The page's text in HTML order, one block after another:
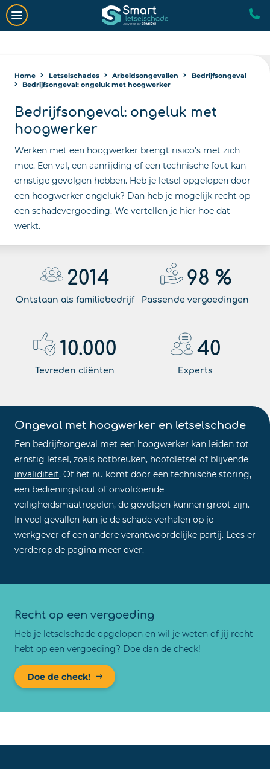
Home Letselschades Arbeidsongevallen
Bedrijfsongeval
Bedrijfsongeval: ongeluk met hoogwerker
Bedrijfsongeval: ongeluk met
hoogwerker
Werken met een hoogwerker brengt risico’s met zich
mee. Een val, een aanrijding of een technische fout kan
ernstige gevolgen hebben. Heb je letsel opgelopen door
een hoogwerker ongeluk? Dan heb je mogelijk recht op
een schadevergoeding. We vertellen je hier hoe dat
werkt.
2014
Ontstaan als familiebedrijf
98 %
Passende vergoedingen
10.000
Tevreden cliënten
40
Experts
Ongeval met hoogwerker en letselschade
Een bedrijfsongeval met een hoogwerker kan leiden tot
ernstig letsel, zoals botbreuken, hoofdletsel of blijvende
invaliditeit. Of het nu komt door een technische storing,
een bedieningsfout of onvoldoende
veiligheidsmaatregelen, de gevolgen kunnen groot zijn.
In veel gevallen kun je de schade verhalen op je
werkgever of een andere verantwoordelijke partij. Lees er
verderop de pagina meer over.
Recht op een vergoeding
Heb je letselschade opgelopen en wil je weten of jij recht
hebt op een vergoeding? Doe dan de check!
Doe de check!